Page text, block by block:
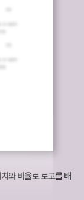
와 비율로 로고를 배